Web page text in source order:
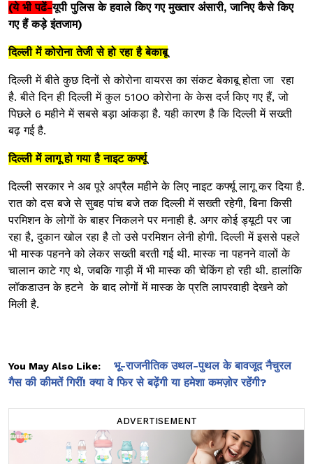
(ये भी पढें-यूपी पुलिस के हवाले किए गए मुख्तार अंसारी, जानिए कैसे किए
गए हैं कड़े इंतजाम)
दिल्ली में कोरोना तेजी से हो रहा है बेकाबू
दिल्ली में बीते कुछ दिनों से कोरोना वायरस का संकट बेकाबू होता जा रहा
है. बीते दिन ही दिल्ली में कुल 5100 कोरोना के केस दर्ज किए गए हैं, जो
पिछले 6 महीने में सबसे बड़ा आंकड़ा है. यही कारण है कि दिल्ली में सख्ती
बढ़ गई है.
दिल्ली में लागू हो गया है नाइट कर्फ्यू
दिल्ली सरकार ने अब पूरे अप्रैल महीने के लिए नाइट कर्फ्यू लागू कर दिया है.
रात को दस बजे से सुबह पांच बजे तक दिल्ली में सख्ती रहेगी, बिना किसी
परमिशन के लोगों के बाहर निकलने पर मनाही है. अगर कोई ड्यूटी पर जा
रहा है, दुकान खोल रहा है तो उसे परमिशन लेनी होगी. दिल्ली में इससे पहले
भी मास्क पहनने को लेकर सख्ती बरती गई थी. मास्क ना पहनने वालों के
चालान काटे गए थे, जबकि गाड़ी में भी मास्क की चेकिंग हो रही थी. हालांकि
लॉकडाउन के हटने के बाद लोगों में मास्क के प्रति लापरवाही देखने को
मिली है.
You May Also Like:
भू-राजनीतिक उथल-पुथल के बावजूद नैचुरल
गैस की कीमतें गिरीं! क्या वे फिर से बढ़ेंगी या हमेशा कमज़ोर रहेंगी?
ADVERTISEMENT